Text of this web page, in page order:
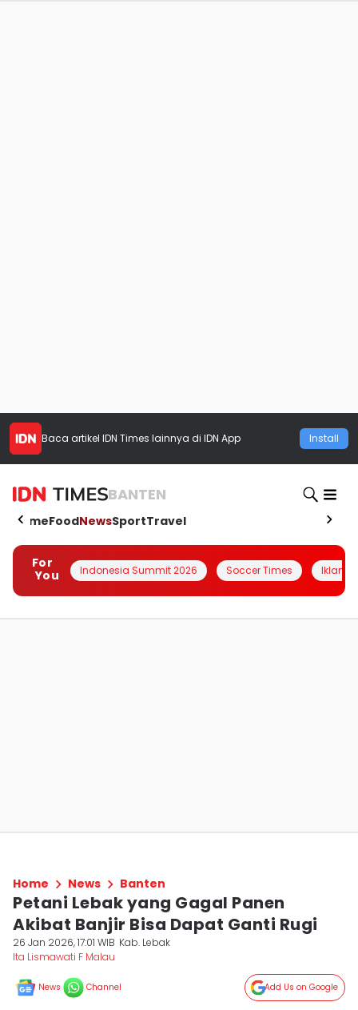
Baca artikel IDN Times lainnya di IDN App Install
BANTEN
HomeFoodNewsSportTravel
For
You
Indonesia Summit 2026 Soccer Times Iklanin
Home News Banten
Petani Lebak yang Gagal Panen
Akibat Banjir Bisa Dapat Ganti Rugi
26 Jan 2026, 17:01 WIB Kab. Lebak
Ita Lismawati F Malau
News Channel Add Us on Google